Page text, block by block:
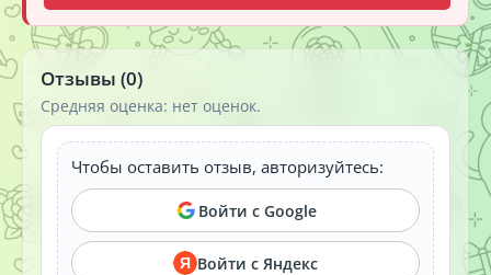
Отзывы (0)
Средняя оценка: нет оценок.
Чтобы оставить отзыв, авторизуйтесь:
Войти с Google
Я Войти с Яндекс